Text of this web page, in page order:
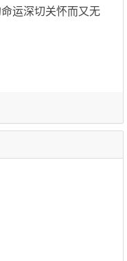
运深切关怀而又无